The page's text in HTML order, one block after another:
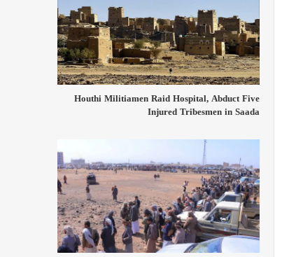
Houthi Militiamen Raid Hospital, Abduct Five
Injured Tribesmen in Saada